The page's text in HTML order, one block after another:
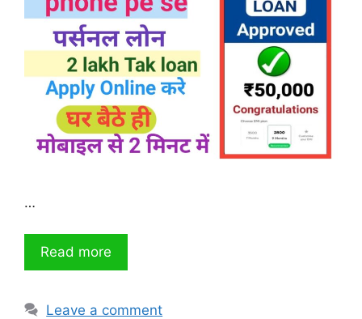
…
Read more
Leave a comment